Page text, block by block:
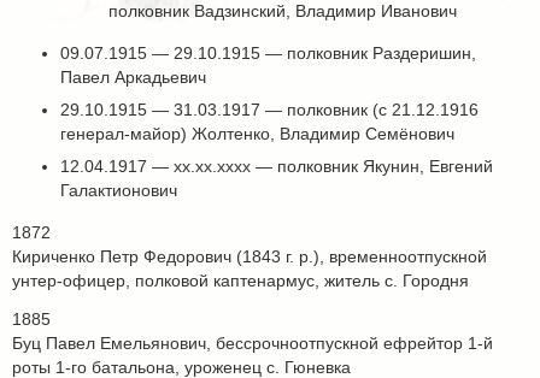
полковник Вадзинский, Владимир Иванович
09.07.1915 — 29.10.1915 — полковник Раздеришин,
Павел Аркадьевич
29.10.1915 — 31.03.1917 — полковник (с 21.12.1916
генерал-майор) Жолтенко, Владимир Семёнович
12.04.1917 — хх.хх.хххх — полковник Якунин, Евгений
Галактионович
1872
Кириченко Петр Федорович (1843 г. р.), временноотпускной
унтер-офицер, полковой каптенармус, житель с. Городня
1885
Буц Павел Емельянович, бессрочноотпускной ефрейтор 1-й
роты 1-го батальона, уроженец с. Гюневка